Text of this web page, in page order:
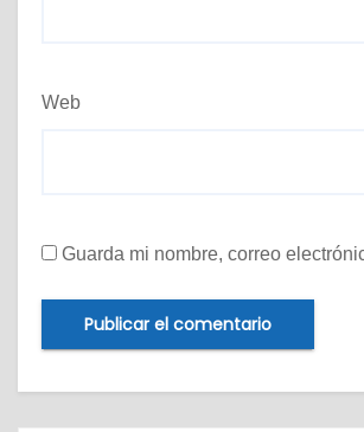
Web
Guarda mi nombre, correo